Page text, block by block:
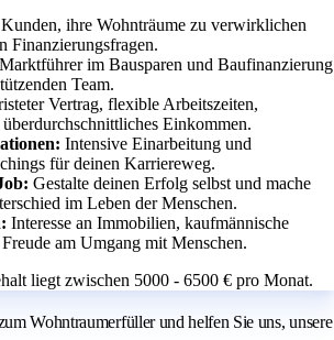
ihre Wohnträume zu verwirklichen
Finanzierungsfragen.
Marktführer im Bausparen und Baufinanzierung
Team.
Vertrag, flexible Arbeitszeiten,
Einkommen.
Intensive Einarbeitung und
für deinen Karriereweg.
Gestalte deinen Erfolg selbst und mache
im Leben der Menschen.
Interesse an Immobilien, kaufmännische
am Umgang mit Menschen.
liegt zwischen 5000 - 6500 € pro Monat.
Wohntraumerfüller und helfen Sie uns, unsere